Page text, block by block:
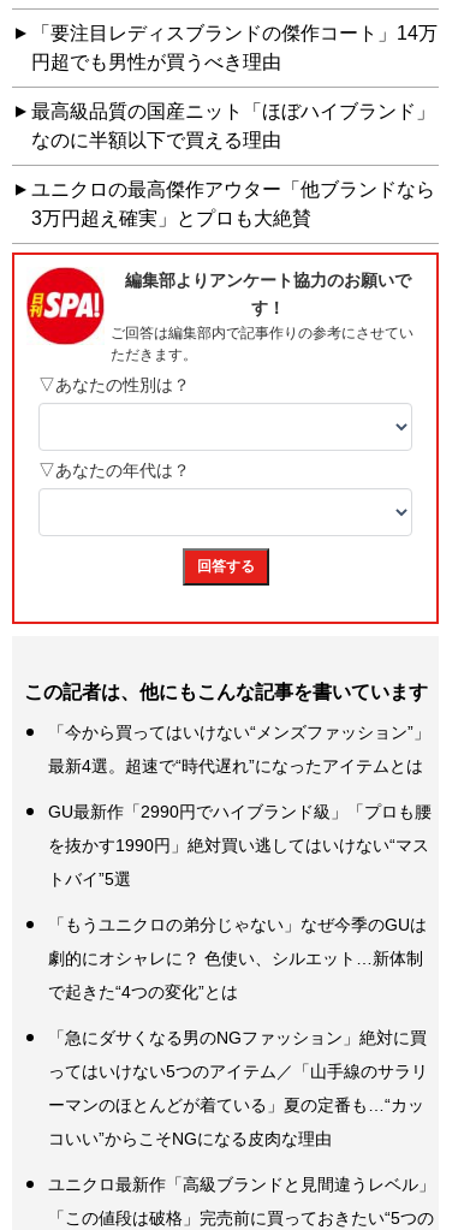
「要注目レディスブランドの傑作コート」14万
円超でも男性が買うべき理由
最高級品質の国産ニット「ほぼハイブランド」
なのに半額以下で買える理由
ユニクロの最高傑作アウター「他ブランドなら
3万円超え確実」とプロも大絶賛
この記者は、他にもこんな記事を書いています
「今から買ってはいけない“メンズファッション”」
最新4選。超速で“時代遅れ”になったアイテムとは
GU最新作「2990円でハイブランド級」「プロも腰
を抜かす1990円」絶対買い逃してはいけない“マス
トバイ”5選
「もうユニクロの弟分じゃない」なぜ今季のGUは
劇的にオシャレに？ 色使い、シルエット…新体制
で起きた“4つの変化”とは
「急にダサくなる男のNGファッション」絶対に買
ってはいけない5つのアイテム／「山手線のサラリ
ーマンのほとんどが着ている」夏の定番も…“カッ
コいい”からこそNGになる皮肉な理由
ユニクロ最新作「高級ブランドと見間違うレベル」
「この値段は破格」完売前に買っておきたい“5つの